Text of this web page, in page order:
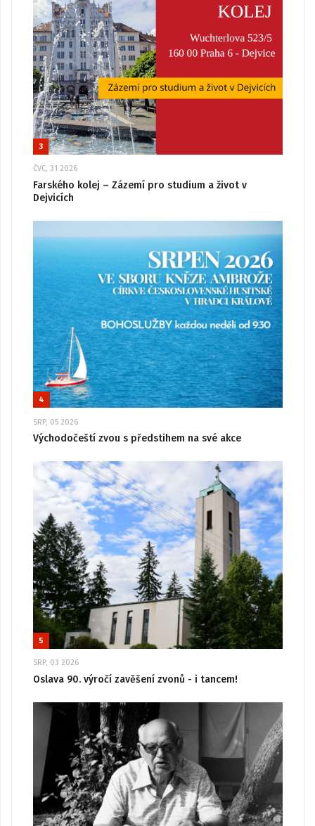
3
ČVC, 31 2026
Farského kolej – Zázemí pro studium a život v
Dejvicích
4
SRP, 05 2026
Východočeští zvou s předstihem na své akce
5
SRP, 03 2026
Oslava 90. výročí zavěšení zvonů - i tancem!